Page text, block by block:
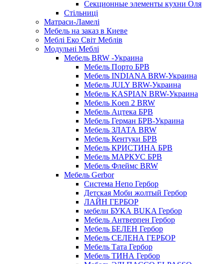
Секционные элементы кухни Оля
Стільниці
Матраси-Ламелі
Мебель на заказ в Киеве
Меблі Еко Світ Меблів
Модульні Меблі
Мебель BRW -Украина
Мебель Порто БРВ
Мебель INDIANA BRW-Украина
Мебель JULY BRW-Украина
Мебель KASPIAN BRW-Украина
Мебель Koen 2 BRW
Мебель Ацтека БРВ
Мебель Герман БРВ-Украина
Мебель ЗЛАТА BRW
Мебель Кентуки БРВ
Мебель КРИСТИНА БРВ
Мебель МАРКУС БРВ
Мебель Флеймс BRW
Мебель Gerbor
Cистема Непо Гербор
Детская Моби жолтый Гербор
ЛАЙН ГЕРБОР
мебели БУКА BUKA Гербор
Мебель Антверпен Гербор
Мебель БЕЛЕН Гербор
Мебель СЕЛЕНА ГЕРБОР
Мебель Тата Гербор
Мебель ТИНА Гербор